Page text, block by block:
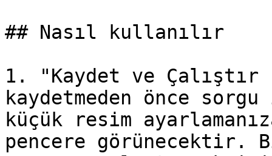
## Nasıl kullanılır
1. "Kaydet ve
kaydetmeden önce
küçük resim
pencere